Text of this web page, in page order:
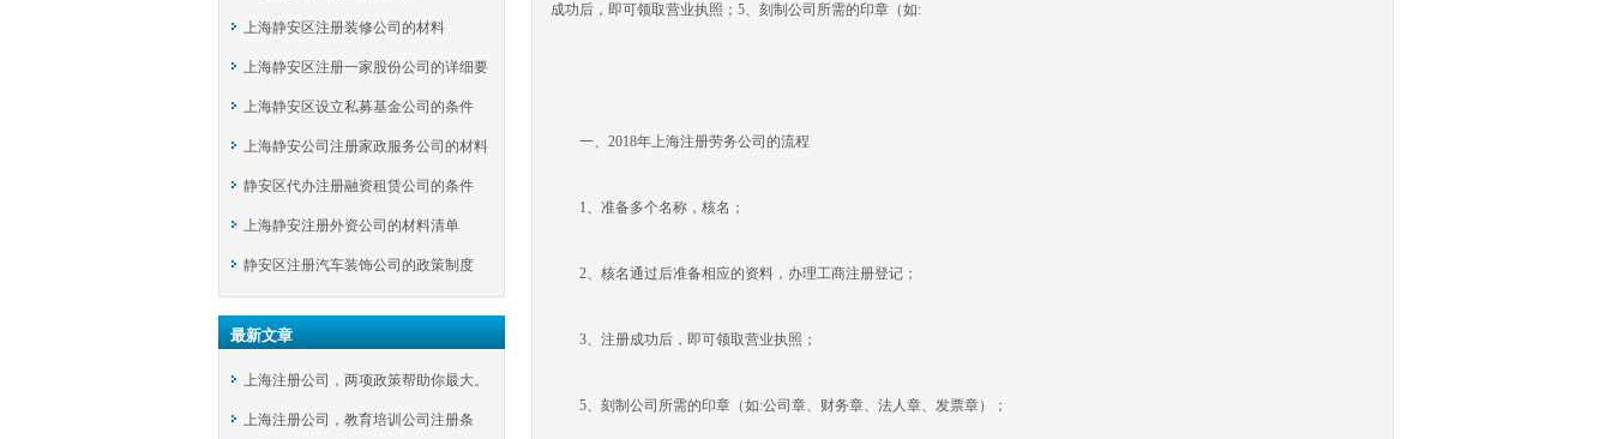
上海静安区注册装修公司的材料
上海静安区注册一家股份公司的详细要
求
上海静安区设立私募基金公司的条件
上海静安公司注册家政服务公司的材料
静安区代办注册融资租赁公司的条件
上海静安注册外资公司的材料清单
静安区注册汽车装饰公司的政策制度
最新文章
上海注册公司，两项政策帮助你最大。
上海注册公司，教育培训公司注册条
成功后，即可领取营业执照；5、刻制公司所需的印章（如:
一、2018年上海注册劳务公司的流程
1、准备多个名称，核名；
2、核名通过后准备相应的资料，办理工商注册登记；
3、注册成功后，即可领取营业执照；
5、刻制公司所需的印章（如:公司章、财务章、法人章、发票章）；